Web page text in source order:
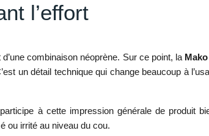
l’effort
combinaison néoprène. Sur ce point, la
un détail technique qui change beaucoup à
à cette impression générale de produit
ou irrité au niveau du cou.